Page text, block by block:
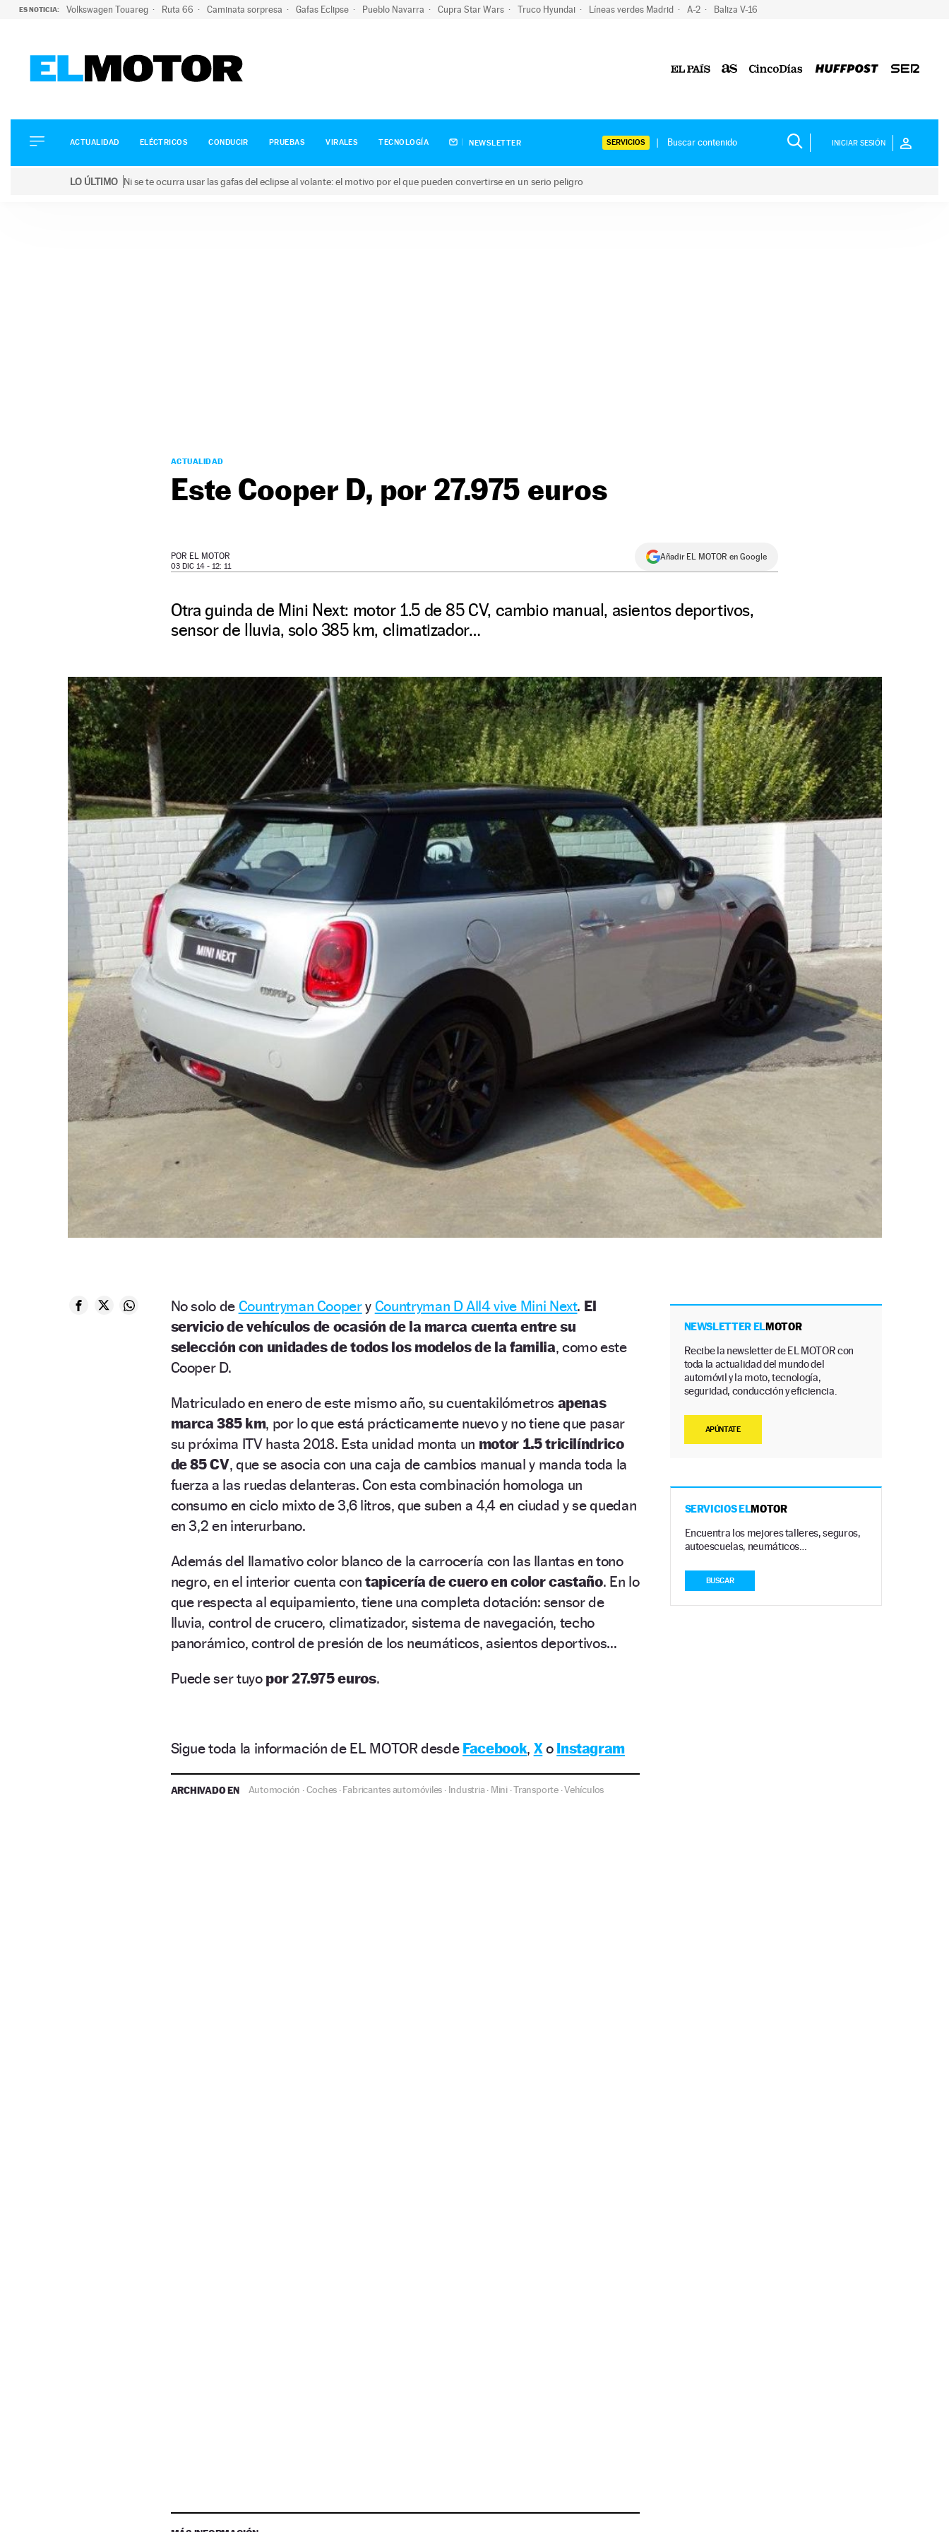
ES NOTICIA: Volkswagen Touareg Ruta 66 Caminata sorpresa Gafas Eclipse Pueblo Navarra Cupra Star Wars Truco Hyundai Líneas verdes Madrid A-2 Baliza V-16
ELÉCTRICOS
CONDUCIR
ACTUALIDAD ELÉCTRICOS CONDUCIR PRUEBAS VIRALES TECNOLOGÍA NEWSLETTER SERVICIOS INICIAR SESIÓN
LO ÚLTIMO Ni se te ocurra usar las gafas del eclipse al volante: el motivo por el que pueden convertirse en un serio peligro
ACTUALIDAD
Este Cooper D, por 27.975 euros
POR EL MOTOR
03 DIC 14 - 12: 11
Añadir EL MOTOR en Google
Otra guinda de Mini Next: motor 1.5 de 85 CV, cambio manual, asientos deportivos,
sensor de lluvia, solo 385 km, climatizador…
No solo de Countryman Coopery Countryman D All4 vive Mini Next. El
servicio de vehículos de ocasión de la marca cuenta entre su
selección con unidades de todos los modelos de la familia, como este
Cooper D.
Matriculado en enero de este mismo año, su cuentakilómetros apenas
marca 385 km, por lo que está prácticamente nuevo y no tiene que pasar
su próxima ITV hasta 2018. Esta unidad monta un motor 1.5 tricilíndrico
de 85 CV, que se asocia con una caja de cambios manual y manda toda la
fuerza a las ruedas delanteras. Con esta combinación homologa un
consumo en ciclo mixto de 3,6 litros, que suben a 4,4 en ciudad y se quedan
en 3,2 en interurbano.
Además del llamativo color blanco de la carrocería con las llantas en tono
negro, en el interior cuenta con tapicería de cuero en color castaño. En lo
que respecta al equipamiento, tiene una completa dotación: sensor de
lluvia, control de crucero, climatizador, sistema de navegación, techo
panorámico, control de presión de los neumáticos, asientos deportivos…
Puede ser tuyo por 27.975 euros.
Sigue toda la información de EL MOTOR desde Facebook, Xo Instagram
ARCHIVADO EN Automoción ·Coches ·Fabricantes automóviles · Industria· Mini·Transporte·Vehículos
NEWSLETTER ELMOTOR
Recibe la newsletter de EL MOTOR con
toda la actualidad del mundo del
automóvil y la moto, tecnología,
seguridad, conducción y eficiencia.
APÚNTATE
SERVICIOS ELMOTOR
Encuentra los mejores talleres, seguros,
autoescuelas, neumáticos…
BUSCAR